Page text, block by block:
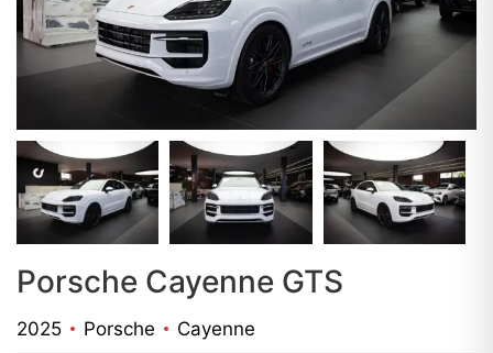
Porsche Cayenne GTS
2025 Porsche Cayenne